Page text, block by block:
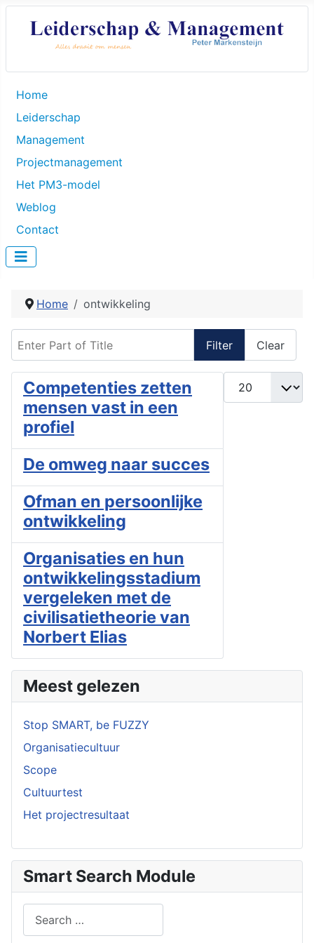
Home
Leiderschap
Management
Projectmanagement
Het PM3-model
Weblog
Contact
Home ontwikkeling
Filter Clear
Display #
Competenties zetten
mensen vast in een
profiel
De omweg naar succes
Ofman en persoonlijke
ontwikkeling
Organisaties en hun
ontwikkelingsstadium
vergeleken met de
civilisatietheorie van
Norbert Elias
Meest gelezen
Stop SMART, be FUZZY
Organisatiecultuur
Scope
Cultuurtest
Het projectresultaat
Smart Search Module